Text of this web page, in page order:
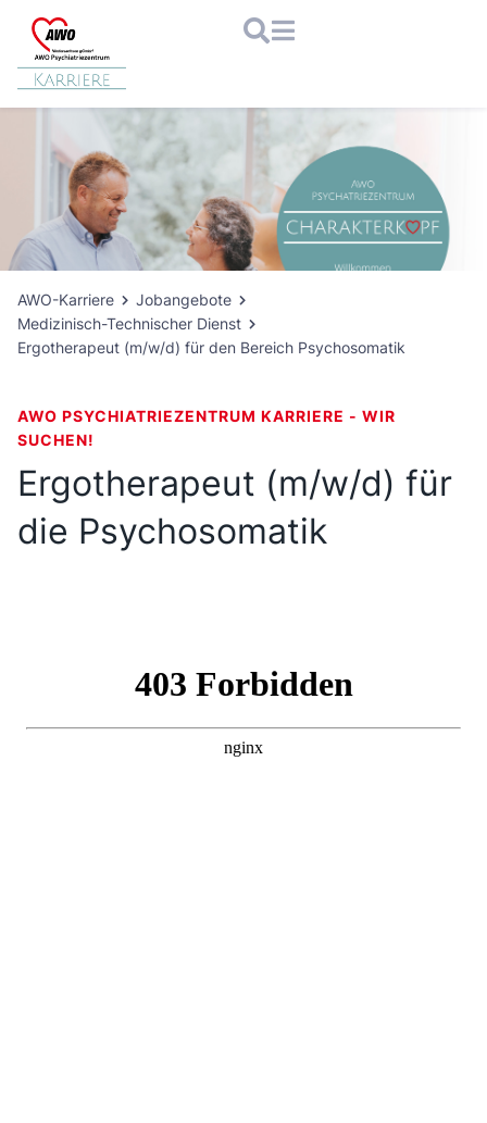
Inhalt
springen
AWO-Karriere
Jobangebote
Medizinisch-Technischer Dienst
Ergotherapeut (m/w/d) für den Bereich Psychosomatik
AWO PSYCHIATRIEZENTRUM KARRIERE - WIR
SUCHEN!
Ergotherapeut (m/w/d) für
die Psychosomatik